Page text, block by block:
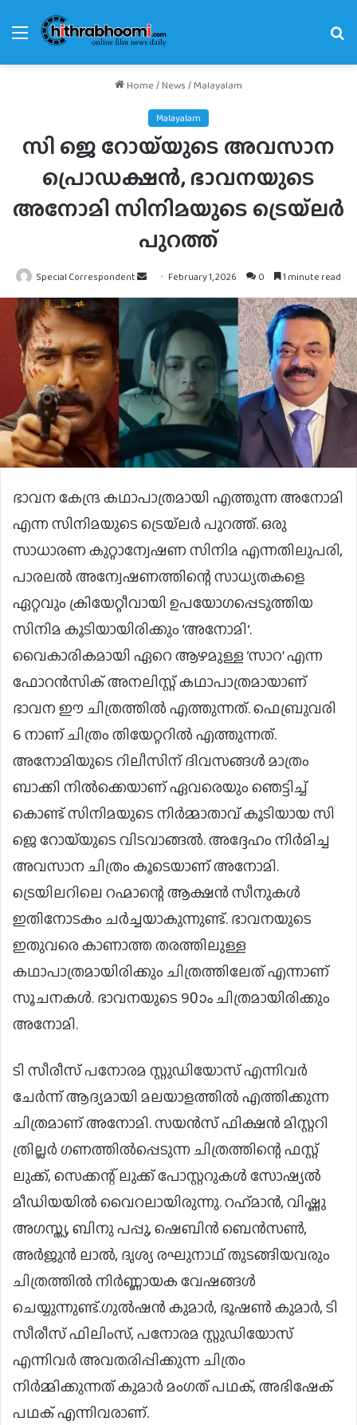
Menu
Home/News / Malayalam
Malayalam
സി ജെ റോയ്‌യുടെ അവസാന
പ്രൊഡക്ഷൻ, ഭാവനയുടെ
അനോമി സിനിമയുടെ ട്രെയ്‌ലർ
പുറത്ത്
Special Correspondent
Send
an
February 1, 2026 0 1 minute read
ഭാവന കേന്ദ്ര കഥാപാത്രമായി എത്തുന്ന അനോമി
എന്ന സിനിമയുടെ ട്രെയ്ലർ പുറത്ത്. ഒരു
സാധാരണ കുറ്റാന്വേഷണ സിനിമ എന്നതിലുപരി,
പാരലൽ അന്വേഷണത്തിന്റെ സാധ്യതകളെ
ഏറ്റവും ക്രിയേറ്റീവായി ഉപയോഗപ്പെടുത്തിയ
സിനിമ കൂടിയായിരിക്കും ‘അനോമി‘.
വൈകാരികമായി ഏറെ ആഴമുള്ള ‘സാറ’ എന്ന
ഫോറൻസിക് അനലിസ്റ്റ് കഥാപാത്രമായാണ്
ഭാവന ഈ ചിത്രത്തിൽ എത്തുന്നത്. ഫെബ്രുവരി
6 നാണ് ചിത്രം തിയേറ്ററിൽ എത്തുന്നത്.
അനോമിയുടെ റിലീസിന് ദിവസങ്ങൾ മാത്രം
ബാക്കി നിൽക്കെയാണ് ഏവരെയും ഞെട്ടിച്ച്
കൊണ്ട് സിനിമയുടെ നിർമ്മാതാവ് കൂടിയായ സി
ജെ റോയ്‌യുടെ വിടവാങ്ങൽ. അദ്ദേഹം നിർമിച്ച
അവസാന ചിത്രം കൂടെയാണ് അനോമി.
ട്രെയിലറിലെ റഹ്മാന്റെ ആക്ഷൻ സീനുകൾ
ഇതിനോടകം ചർച്ചയാകുന്നുണ്ട്. ഭാവനയുടെ
ഇതുവരെ കാണാത്ത തരത്തിലുള്ള
കഥാപാത്രമായിരിക്കും ചിത്രത്തിലേത് എന്നാണ്
സൂചനകൾ. ഭാവനയുടെ 90ാം ചിത്രമായിരിക്കും
അനോമി.
ടി സീരീസ് പനോരമ സ്റ്റുഡിയോസ് എന്നിവർ
ചേർന്ന് ആദ്യമായി മലയാളത്തിൽ എത്തിക്കുന്ന
ചിത്രമാണ് അനോമി. സയൻസ് ഫിക്ഷൻ മിസ്റ്ററി
ത്രില്ലർ ഗണത്തിൽപ്പെടുന്ന ചിത്രത്തിന്റെ ഫസ്റ്റ്
ലുക്ക്, സെക്കന്റ് ലുക്ക് പോസ്റ്ററുകൾ സോഷ്യൽ
മീഡിയയിൽ വൈറലായിരുന്നു. റഹ്‌മാൻ, വിഷ്ണു
അഗസ്ത്യ, ബിനു പപ്പു, ഷെബിൻ ബെൻസൺ,
അർജുൻ ലാൽ, ദൃശ്യ രഘുനാഥ് തുടങ്ങിയവരും
ചിത്രത്തിൽ നിർണ്ണായക വേഷങ്ങൾ
ചെയ്യുന്നുണ്ട്.ഗുൽഷൻ കുമാർ, ഭൂഷൺ കുമാർ, ടി
സീരീസ് ഫിലിംസ്, പനോരമ സ്റ്റുഡിയോസ്
എന്നിവർ അവതരിപ്പിക്കുന്ന ചിത്രം
നിർമ്മിക്കുന്നത് കുമാർ മംഗത് പഥക്, അഭിഷേക്
പഥക് എന്നിവരാണ്.